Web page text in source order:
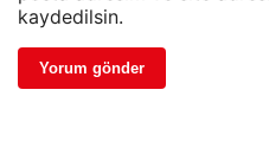
kaydedilsin.